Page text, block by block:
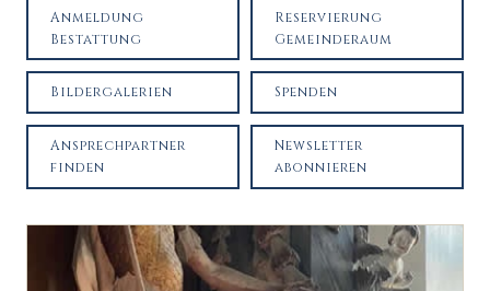
Anmeldung
Bestattung
Reservierung
Gemeinderaum
Bildergalerien Spenden
Ansprechpartner
finden
Newsletter
abonnieren